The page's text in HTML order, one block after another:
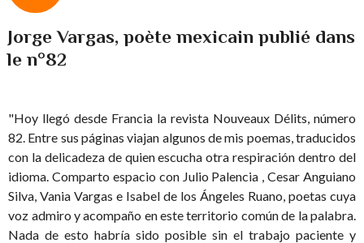
Jorge Vargas, poète mexicain publié dans
le n°82
"Hoy llegó desde Francia la revista Nouveaux Délits, número
82. Entre sus páginas viajan algunos de mis poemas, traducidos
con la delicadeza de quien escucha otra respiración dentro del
idioma. Comparto espacio con Julio Palencia , Cesar Anguiano
Silva, Vania Vargas e Isabel de los Ángeles Ruano, poetas cuya
voz admiro y acompaño en este territorio común de la palabra.
Nada de esto habría sido posible sin el trabajo paciente y